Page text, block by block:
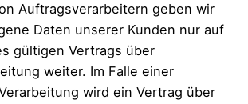
Auftragsverarbeitern geben wir
Daten unserer Kunden nur auf
gültigen Vertrags über
weiter. Im Falle einer
wird ein Vertrag über